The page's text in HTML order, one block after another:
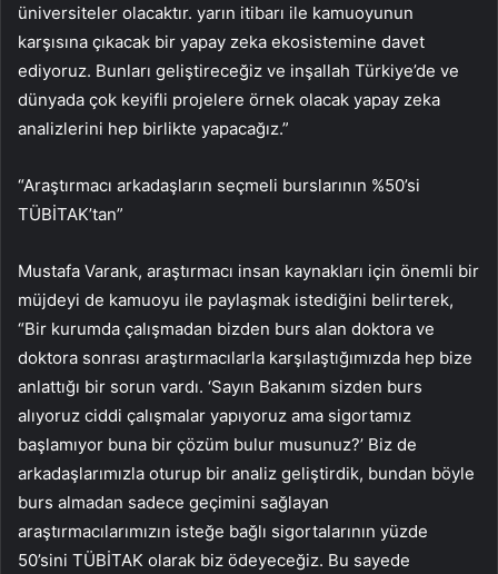
üniversiteler olacaktır. yarın itibarı ile kamuoyunun
karşısına çıkacak bir yapay zeka ekosistemine davet
ediyoruz. Bunları geliştireceğiz ve inşallah Türkiye’de ve
dünyada çok keyifli projelere örnek olacak yapay zeka
analizlerini hep birlikte yapacağız.”
“Araştırmacı arkadaşların seçmeli burslarının %50’si
TÜBİTAK’tan”
Mustafa Varank, araştırmacı insan kaynakları için önemli bir
müjdeyi de kamuoyu ile paylaşmak istediğini belirterek,
“Bir kurumda çalışmadan bizden burs alan doktora ve
doktora sonrası araştırmacılarla karşılaştığımızda hep bize
anlattığı bir sorun vardı. ‘Sayın Bakanım sizden burs
alıyoruz ciddi çalışmalar yapıyoruz ama sigortamız
başlamıyor buna bir çözüm bulur musunuz?’ Biz de
arkadaşlarımızla oturup bir analiz geliştirdik, bundan böyle
burs almadan sadece geçimini sağlayan
araştırmacılarımızın isteğe bağlı sigortalarının yüzde
50’sini TÜBİTAK olarak biz ödeyeceğiz. Bu sayede